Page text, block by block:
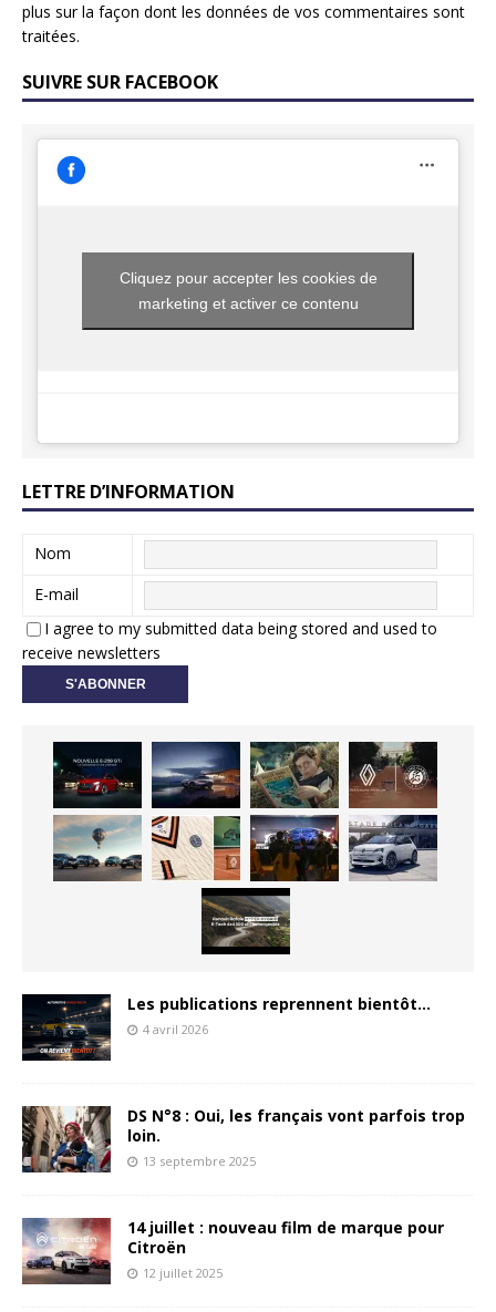
plus sur la façon dont les données de vos commentaires sont
traitées.
SUIVRE SUR FACEBOOK
Cliquez pour accepter les cookies de
marketing et activer ce contenu
LETTRE D’INFORMATION
Nom
E-mail
I agree to my submitted data being stored and used to
receive newsletters
Les publications reprennent bientôt…
4 avril 2026
DS N°8 : Oui, les français vont parfois trop
loin.
13 septembre 2025
14 juillet : nouveau film de marque pour
Citroën
12 juillet 2025